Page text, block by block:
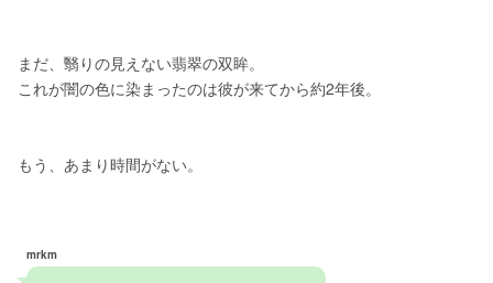
まだ、翳りの見えない翡翠の双眸。
これが闇の色に染まったのは彼が来てから約2年後。
もう、あまり時間がない。
mrkm